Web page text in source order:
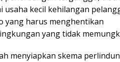
kecil kehilangan
yang harus menghentikan
yang tidak
menyiapkan skema